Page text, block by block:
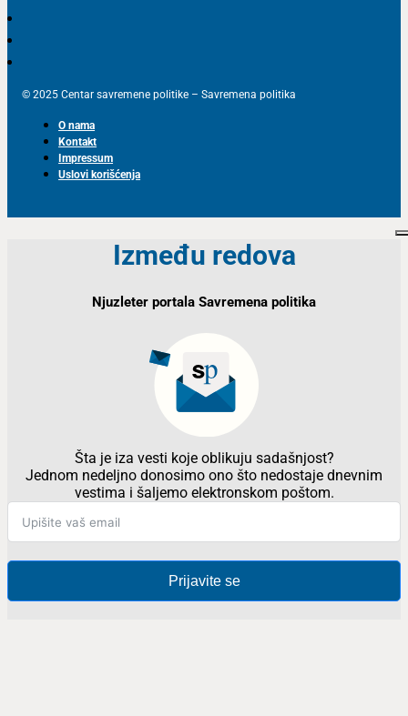
© 2025 Centar savremene politike – Savremena politika
O nama
Kontakt
Impressum
Uslovi korišćenja
Između redova
Njuzleter portala Savremena politika
Šta je iza vesti koje oblikuju sadašnjost?
Jednom nedeljno donosimo ono što nedostaje dnevnim
vestima i šaljemo elektronskom poštom.
Prijavite se